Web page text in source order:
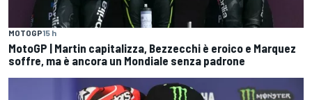
MOTOGP15 h
MotoGP | Martin capitalizza, Bezzecchi è eroico e Marquez
soffre, ma è ancora un Mondiale senza padrone